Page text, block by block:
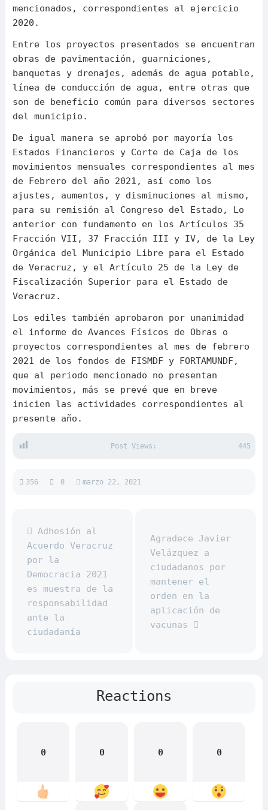
mencionados, correspondientes al ejercicio
2020.
Entre los proyectos presentados se encuentran
obras de pavimentación, guarniciones,
banquetas y drenajes, además de agua potable,
línea de conducción de agua, entre otras que
son de beneficio común para diversos sectores
del municipio.
De igual manera se aprobó por mayoría los
Estados Financieros y Corte de Caja de los
movimientos mensuales correspondientes al mes
de Febrero del año 2021, así como los
ajustes, aumentos, y disminuciones al mismo,
para su remisión al Congreso del Estado, Lo
anterior con fundamento en los Artículos 35
Fracción VII, 37 Fracción III y IV, de la Ley
Orgánica del Municipio Libre para el Estado
de Veracruz, y el Artículo 25 de la Ley de
Fiscalización Superior para el Estado de
Veracruz.
Los ediles también aprobaron por unanimidad
el informe de Avances Físicos de Obras o
proyectos correspondientes al mes de febrero
2021 de los fondos de FISMDF y FORTAMUNDF,
que al periodo mencionado no presentan
movimientos, más se prevé que en breve
inicien las actividades correspondientes al
presente año.
Post Views: 445
356 0 marzo 22, 2021
Adhesión al
Acuerdo Veracruz
por la
Democracia 2021
es muestra de la
responsabilidad
ante la
ciudadanía
Agradece Javier
Velázquez a
ciudadanos por
mantener el
orden en la
aplicación de
vacunas
Reactions
0 0 0 0